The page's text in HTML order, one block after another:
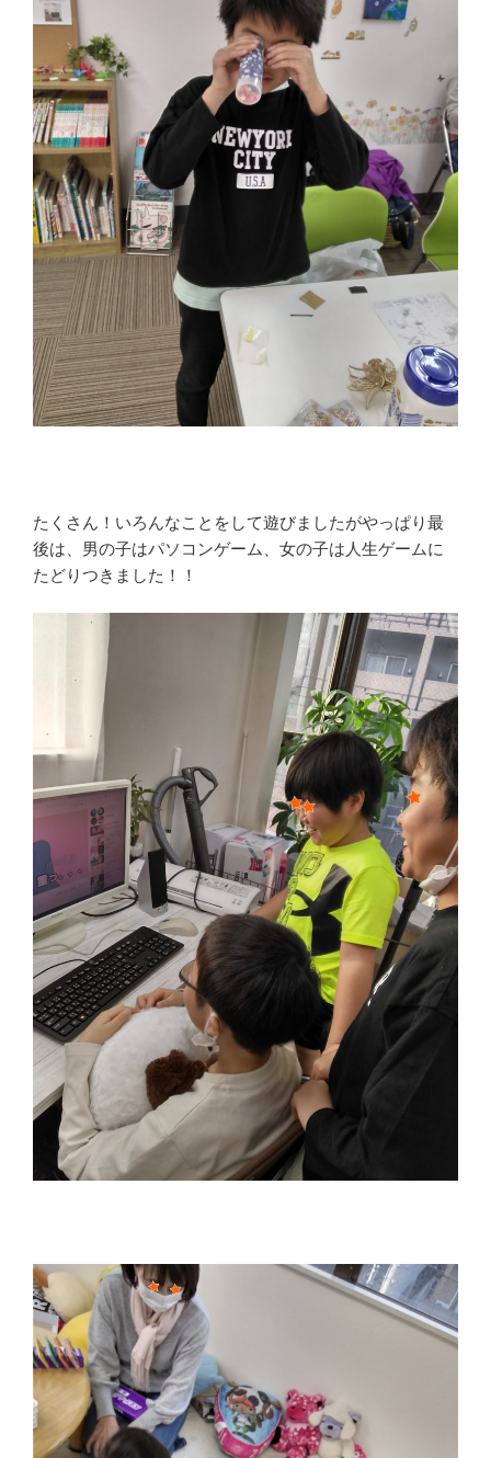
たくさん！いろんなことをして遊びましたがやっぱり最
後は、男の子はパソコンゲーム、女の子は人生ゲームに
たどりつきました！！